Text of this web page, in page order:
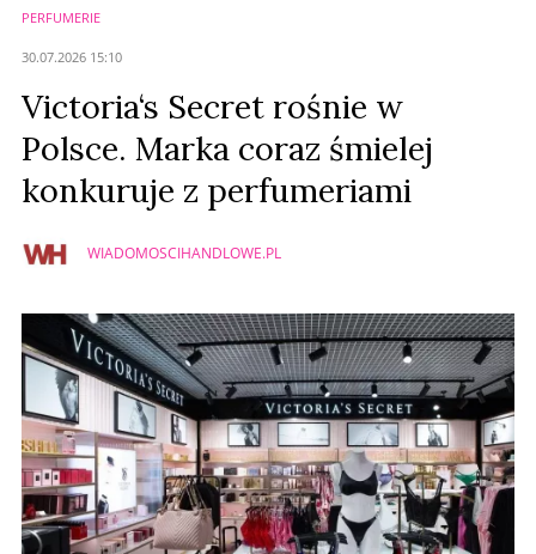
PERFUMERIE
30.07.2026 15:10
Victoria‘s Secret rośnie w
Polsce. Marka coraz śmielej
konkuruje z perfumeriami
WIADOMOSCIHANDLOWE.PL